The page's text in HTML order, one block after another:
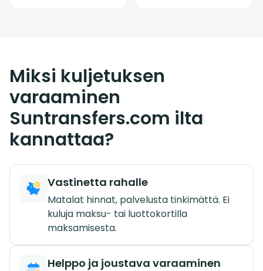
Miksi kuljetuksen
varaaminen
Suntransfers.com ilta
kannattaa?
Vastinetta rahalle
Matalat hinnat, palvelusta tinkimättä. Ei
kuluja maksu- tai luottokortilla
maksamisesta.
Helppo ja joustava varaaminen